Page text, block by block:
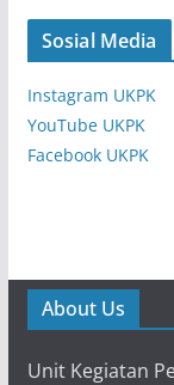
Sosial Media
Instagram UKPK
YouTube UKPK
Facebook UKPK
About Us
Unit Kegiatan